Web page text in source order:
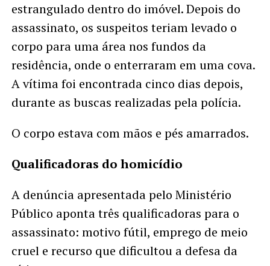
estrangulado dentro do imóvel. Depois do
assassinato, os suspeitos teriam levado o
corpo para uma área nos fundos da
residência, onde o enterraram em uma cova.
A vítima foi encontrada cinco dias depois,
durante as buscas realizadas pela polícia.
O corpo estava com mãos e pés amarrados.
Qualificadoras do homicídio
A denúncia apresentada pelo Ministério
Público aponta três qualificadoras para o
assassinato: motivo fútil, emprego de meio
cruel e recurso que dificultou a defesa da